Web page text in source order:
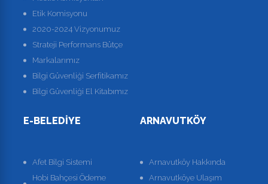
Etik Komisyonu
2020-2024 Vizyonumuz
Strateji Performans Bütçe
Markalarımız
Bilgi Güvenliği Serfitikamız
Bilgi Güvenliği El Kitabımız
E-BELEDIYE
Afet Bilgi Sistemi
Hobi Bahçesi Ödeme
ARNAVUTKÖY
Arnavutköy Hakkında
Arnavutköye Ulaşım